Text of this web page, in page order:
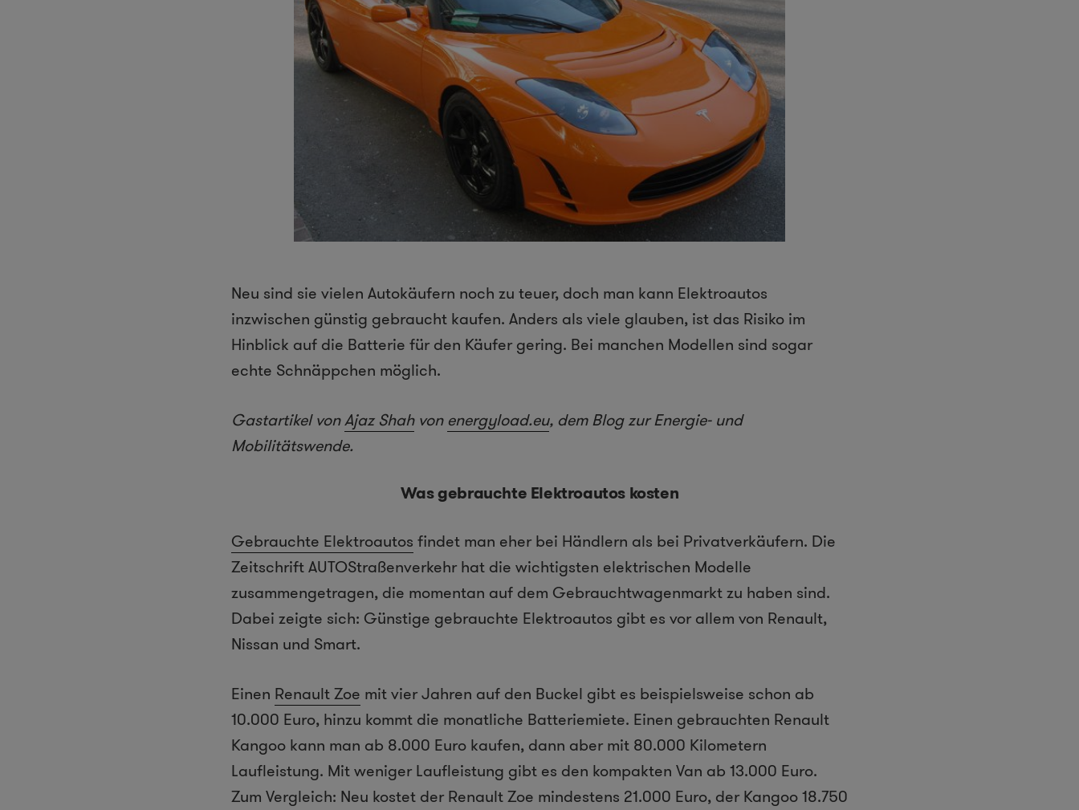
Neu sind sie vielen Autokäufern noch zu teuer, doch man kann Elektroautos
inzwischen günstig gebraucht kaufen. Anders als viele glauben, ist das Risiko im
Hinblick auf die Batterie für den Käufer gering. Bei manchen Modellen sind sogar
echte Schnäppchen möglich.
Gastartikel vonAjaz Shahvon energyload.eu, dem Blog zur Energie- und
Mobilitätswende.
Was gebrauchte Elektroautos kosten
Gebrauchte Elektroautos findet man eher bei Händlern als bei Privatverkäufern. Die
Zeitschrift AUTOStraßenverkehr hat die wichtigsten elektrischen Modelle
zusammengetragen, die momentan auf dem Gebrauchtwagenmarkt zu haben sind.
Dabei zeigte sich: Günstige gebrauchte Elektroautos gibt es vor allem von Renault,
Nissan und Smart.
Einen Renault Zoe mit vier Jahren auf den Buckel gibt es beispielsweise schon ab
10.000 Euro, hinzu kommt die monatliche Batteriemiete. Einen gebrauchten Renault
Kangoo kann man ab 8.000 Euro kaufen, dann aber mit 80.000 Kilometern
Laufleistung. Mit weniger Laufleistung gibt es den kompakten Van ab 13.000 Euro.
Zum Vergleich: Neu kostet der Renault Zoe mindestens 21.000 Euro, der Kangoo 18.750